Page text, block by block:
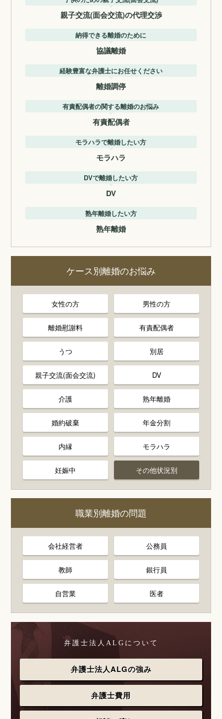
親子交流(面会交流)の代理交渉
納得できる離婚のために
協議離婚
経験豊富な弁護士にお任せください
離婚調停
有責配偶者の関する離婚のお悩み
有責配偶者
モラハラで離婚したい方
モラハラ
DVで離婚したい方
DV
熟年離婚したい方
熟年離婚
ケース別離婚のお悩み
女性の方 男性の方
離婚慰謝料 有責配偶者
うつ 別居
親子交流(面会交流) DV
介護 熟年離婚
婚約破棄 年金分割
内縁 モラハラ
妊娠中 その他状況別
職業別離婚の問題
会社経営者 公務員
教師 銀行員
自営業 医者
弁護士法人ALGについて
弁護士法人ALGの強み
弁護士費用